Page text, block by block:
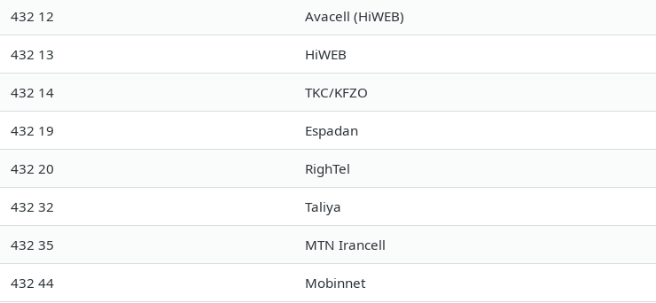
432 12 Avacell (HiWEB)
432 13 HiWEB
432 14 TKC/KFZO
432 19 Espadan
432 20 RighTel
432 32 Taliya
432 35 MTN Irancell
432 44 Mobinnet